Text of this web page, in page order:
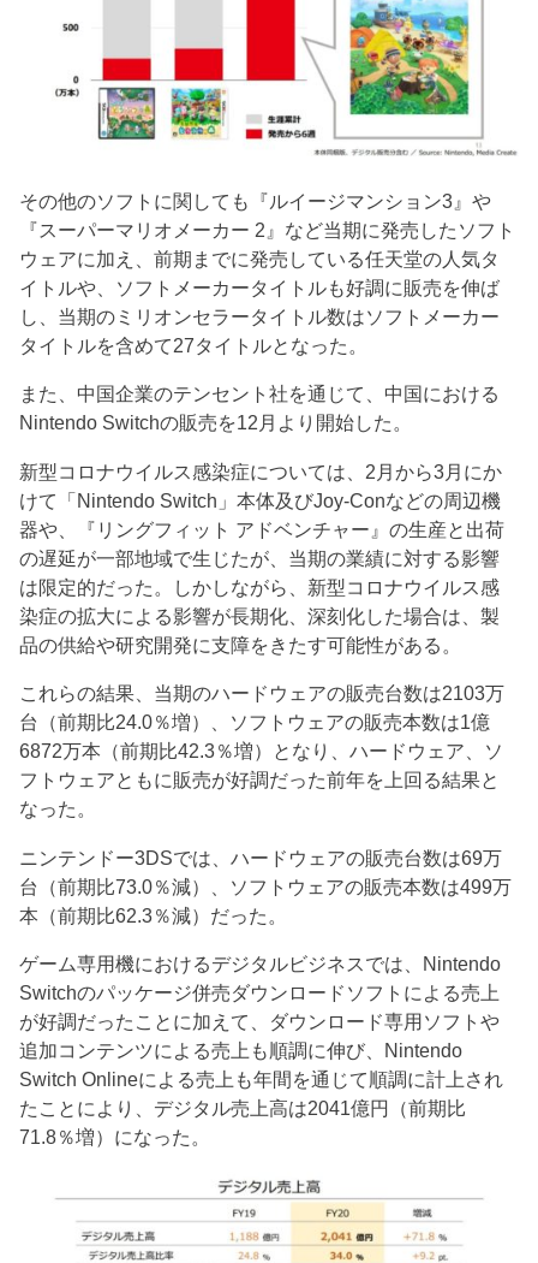
その他のソフトに関しても『ルイージマンション3』や
『スーパーマリオメーカー 2』など当期に発売したソフト
ウェアに加え、前期までに発売している任天堂の人気タ
イトルや、ソフトメーカータイトルも好調に販売を伸ば
し、当期のミリオンセラータイトル数はソフトメーカー
タイトルを含めて27タイトルとなった。
また、中国企業のテンセント社を通じて、中国における
Nintendo Switchの販売を12月より開始した。
新型コロナウイルス感染症については、2月から3月にか
けて「Nintendo Switch」本体及びJoy-Conなどの周辺機
器や、『リングフィット アドベンチャー』の生産と出荷
の遅延が一部地域で生じたが、当期の業績に対する影響
は限定的だった。しかしながら、新型コロナウイルス感
染症の拡大による影響が長期化、深刻化した場合は、製
品の供給や研究開発に支障をきたす可能性がある。
これらの結果、当期のハードウェアの販売台数は2103万
台（前期比24.0％増）、ソフトウェアの販売本数は1億
6872万本（前期比42.3％増）となり、ハードウェア、ソ
フトウェアともに販売が好調だった前年を上回る結果と
なった。
ニンテンドー3DSでは、ハードウェアの販売台数は69万
台（前期比73.0％減）、ソフトウェアの販売本数は499万
本（前期比62.3％減）だった。
ゲーム専用機におけるデジタルビジネスでは、Nintendo
Switchのパッケージ併売ダウンロードソフトによる売上
が好調だったことに加えて、ダウンロード専用ソフトや
追加コンテンツによる売上も順調に伸び、Nintendo
Switch Onlineによる売上も年間を通じて順調に計上され
たことにより、デジタル売上高は2041億円（前期比
71.8％増）になった。